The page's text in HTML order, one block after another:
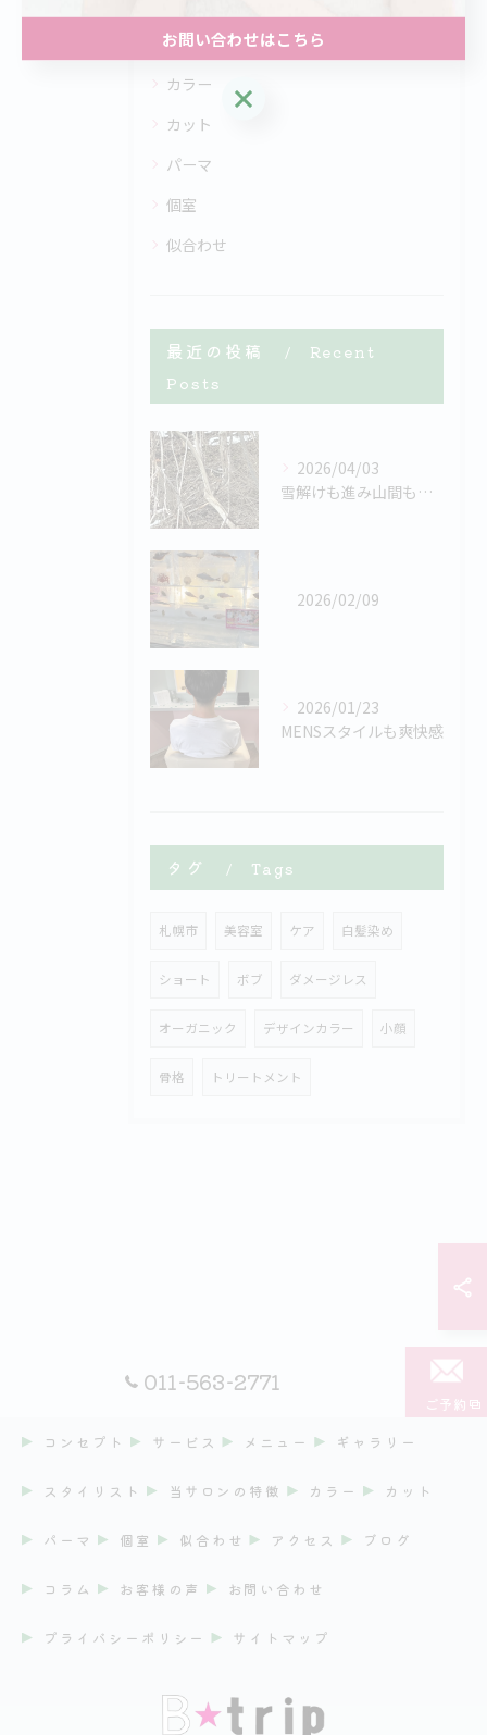
全てのカテゴリー
カラー
カット
パーマ
個室
似合わせ
最近の投稿
Recent
Posts
2026/04/03
雪解けも進み山間も緑が茂るまでこの景色に溶け込んでいる動物が...
2026/02/09
2026/01/23
MENSスタイルも爽快感
タグ Tags
札幌市 美容室 ケア 白髪染め
ショート ボブ ダメージレス
オーガニック デザインカラー 小顔
骨格 トリートメント
011-563-2771
ご予約
コンセプト
サービス メニュー ギャラリー
スタイリスト 当サロンの特徴 カラー カット
パーマ 個室 似合わせ アクセス ブログ
コラム お客様の声 お問い合わせ
プライバシーポリシー サイトマップ
お問い合わせはこちら
お問い合わせはこちら